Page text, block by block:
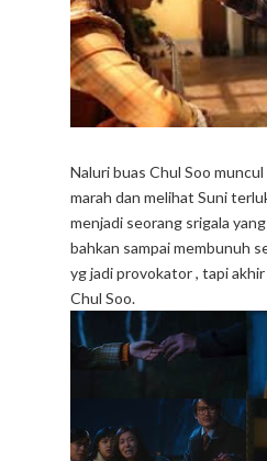
Naluri buas Chul Soo
marah dan melihat Suni
menjadi seorang srigala
bahkan sampai membunuh
yg jadi provokator , tapi
Chul Soo.